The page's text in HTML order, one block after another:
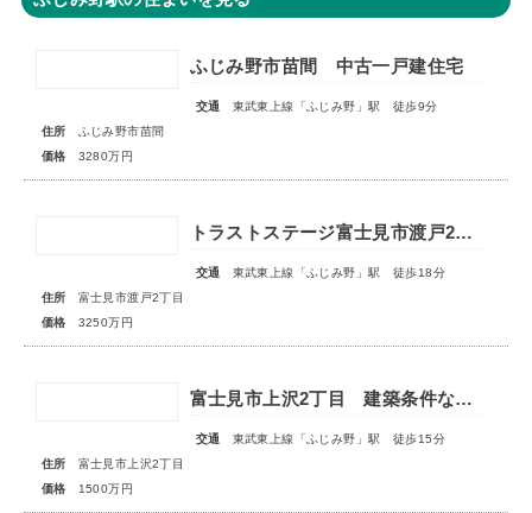
ふじみ野市苗間 中古一戸建住宅
交通
東武東上線「ふじみ野」駅 徒歩9分
住所
ふじみ野市苗間
価格
3280万円
トラストステージ富士見市渡戸2丁目4期 全2区画
交通
東武東上線「ふじみ野」駅 徒歩18分
住所
富士見市渡戸2丁目
価格
3250万円
富士見市上沢2丁目 建築条件なし売地
交通
東武東上線「ふじみ野」駅 徒歩15分
住所
富士見市上沢2丁目
価格
1500万円